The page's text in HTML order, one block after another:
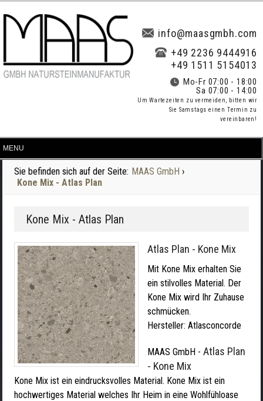
info@maasgmbh.com
+49 2236 9444916
+49 1511 5154013
Mo-Fr 07:00 - 18:00
Sa 07:00 - 14:00
Um Wartezeiten zu vermeiden, bitten wir
Sie Samstags einen Termin zu
vereinbaren!
Sie befinden sich auf der Seite: MAAS GmbH ›
Kone Mix - Atlas Plan
Kone Mix - Atlas Plan
Atlas Plan - Kone Mix
Mit Kone Mix erhalten Sie
ein stilvolles Material. Der
Kone Mix wird Ihr Zuhause
schmücken.
Hersteller: Atlasconcorde
MAAS GmbH - Atlas Plan
- Kone Mix
Kone Mix ist ein eindrucksvolles Material. Kone Mix ist ein
hochwertiges Material welches Ihr Heim in eine Wohlfühloase